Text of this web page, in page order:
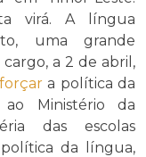
virá. A língua
uma grande
cargo, a 2 de abril,
a política da
ao Ministério da
das escolas
da língua,